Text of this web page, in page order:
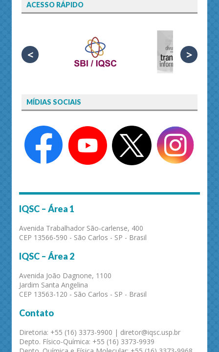
ACESSO RÁPIDO
< >
MÍDIAS SOCIAIS
IQSC – Área 1
Avenida Trabalhador São-carlense, 400
CEP 13566-590 - São Carlos - SP - Brasil
IQSC – Área 2
Avenida João Dagnone, 1100
Jardim Santa Angelina
CEP 13563-120 - São Carlos - SP - Brasil
Contato
Diretoria: +55 (16) 3373-9900 | diretor@iqsc.usp.br
Depto. Físico-Química: +55 (16) 3373-9939